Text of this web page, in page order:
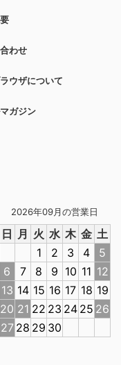
2026年09月の営業日
日 月 火 水 木 金 土
1
2 3 4
5
6
7 8 9 10 11 12
13 14 15 16 17 18 19
20 21 22 23 24 25 26
27 28 29 30
わせ
ウザについて
ガジン